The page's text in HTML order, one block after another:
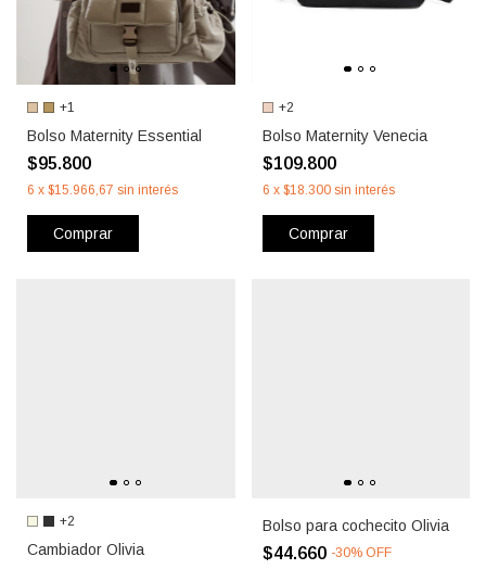
+1
Bolso Maternity Essential
$95.800
6 x $15.966,67 sin interés
Comprar
+2
Bolso Maternity Venecia
$109.800
6 x $18.300 sin interés
Comprar
+2
Cambiador Olivia
Bolso para cochecito Olivia
$44.660 -30% OFF